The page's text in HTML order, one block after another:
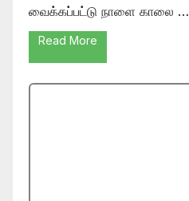
வைக்கப்பட்டு நாளை காலை …
Read More